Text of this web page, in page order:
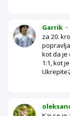
Garrik •
za 20.
kot da je
1:1, kot